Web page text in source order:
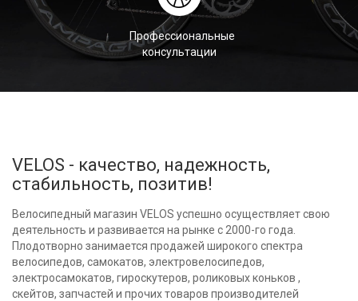
Профессиональные
консультации
VELOS - качество, надежность,
стабильность, позитив!
Велосипедный магазин VELOS успешно осуществляет свою
деятельность и развивается на рынке с 2000-го года.
Плодотворно занимается продажей широкого спектра
велосипедов, самокатов, электровелосипедов,
электросамокатов, гироскутеров, роликовых коньков ,
скейтов, запчастей и прочих товаров производителей